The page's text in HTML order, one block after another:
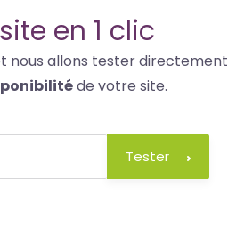
en 1 clic
nous allons tester directement
de votre site.
Tester